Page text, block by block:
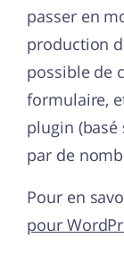
passer en
production
possible de
formulaire,
plugin
par de
Pour en
pour